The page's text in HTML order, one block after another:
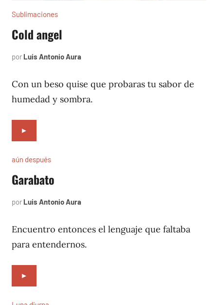
Sublimaciones
Cold angel
por Luis Antonio Aura
2021
Con un beso quise que probaras tu sabor de
humedad y sombra.
►
aún después
Garabato
por Luis Antonio Aura
2004
Encuentro entonces el lenguaje que faltaba
para entendernos.
►